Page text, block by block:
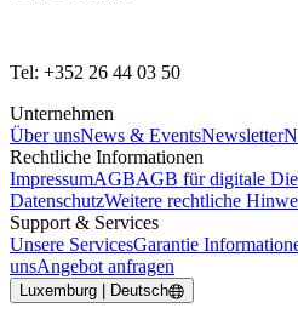
Tel: +352 26 44 03 50
Unternehmen
Über unsNews & EventsNewsletter
Rechtliche Informationen
ImpressumAGBAGB für digitale
DatenschutzWeitere rechtliche
Support & Services
Unsere ServicesGarantie
unsAngebot anfragen
Luxemburg | Deutsch